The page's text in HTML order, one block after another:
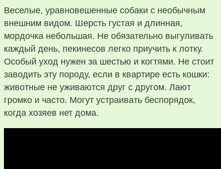
Веселые, уравновешенные собаки с необычным
внешним видом. Шерсть густая и длинная,
мордочка небольшая. Не обязательно выгуливать
каждый день, пекинесов легко приучить к лотку.
Особый уход нужен за шестью и когтями. Не стоит
заводить эту породу, если в квартире есть кошки:
животные не уживаются друг с другом. Лают
громко и часто. Могут устраивать беспорядок,
когда хозяев нет дома.